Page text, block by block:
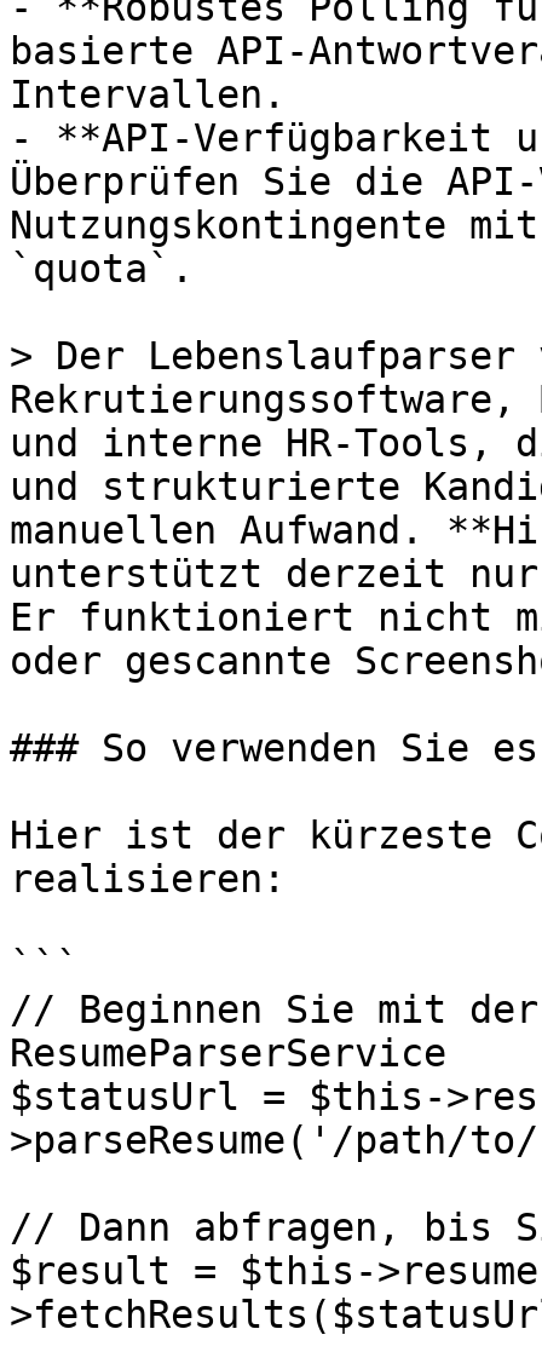
basierte API-
Intervallen.
- **API-Verfügbarkeit
Überprüfen Sie die
Nutzungskontingente
`quota`.
> Der
Rekrutierungssoftware,
und interne HR-Tools,
und strukturierte
manuellen Aufwand.
unterstützt derzeit nur
Er funktioniert nicht
oder gescannte
### So verwenden Sie es
Hier ist der kürzeste
realisieren:
```
// Beginnen Sie mit
ResumeParserService
$statusUrl = $this-
>parseResume('/path/
// Dann abfragen, bis
$result = $this-